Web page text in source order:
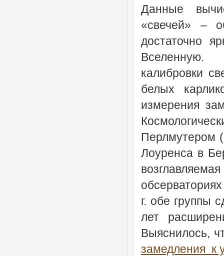
Данные
«свечей» –
достаточно
Вселенную.
калибровки
белых
измерения
Перлмутером
Лоуренса в
г. обе группы
лет
Выяснилось,
замедления к